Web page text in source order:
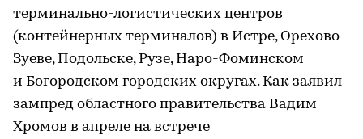
терминально-логистических центров
(контейнерных терминалов) в Истре, Орехово-
Зуеве, Подольске, Рузе, Наро-Фоминском
и Богородском городских округах. Как заявил
зампред областного правительства Вадим
Хромов в апреле на встрече